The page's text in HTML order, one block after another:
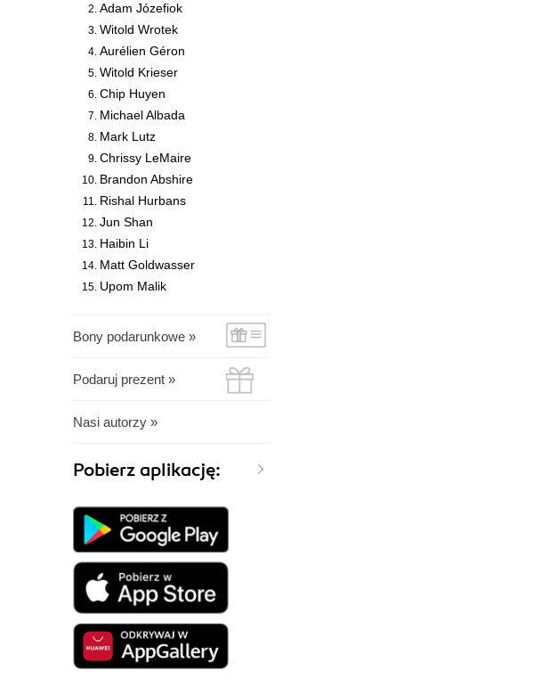
Adam Józefiok
Witold Wrotek
Aurélien Géron
Witold Krieser
Chip Huyen
Michael Albada
Mark Lutz
Chrissy LeMaire
Brandon Abshire
Rishal Hurbans
Jun Shan
Haibin Li
Matt Goldwasser
Upom Malik
Bony podarunkowe »
Podaruj prezent »
Nasi autorzy »
Pobierz aplikację: